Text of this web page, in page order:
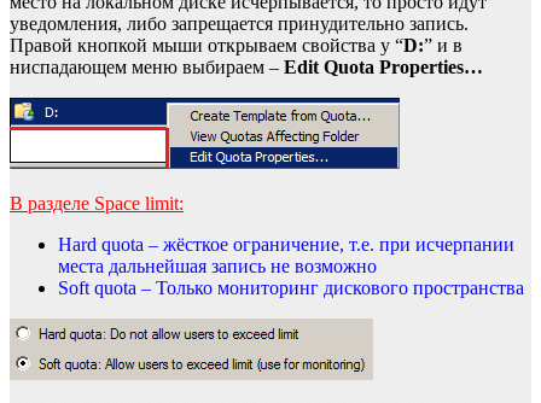
уведомления, либо запрещается принудительно запись.
Правой кнопкой мыши открываем свойства у “D:” и в
ниспадающем меню выбираем – Edit Quota Properties…
В разделе Space limit:
Hard quota – жёсткое ограничение, т.е. при исчерпании
места дальнейшая запись не возможно
Soft quota – Только мониторинг дискового пространства